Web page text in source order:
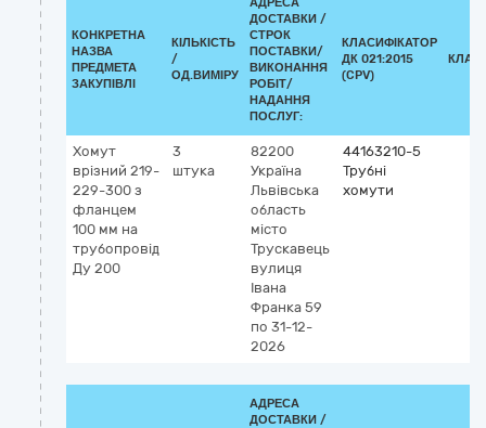
КОНКРЕТНА
НАЗВА
ПРЕДМЕТА
ЗАКУПІВЛІ
КІЛЬКІСТЬ
/
ОД.ВИМІРУ
ДОСТАВКИ /
СТРОК
ПОСТАВКИ/
ВИКОНАННЯ
РОБІТ/
НАДАННЯ
ПОСЛУГ:
КЛАСИФІКАТОР
ДК 021:2015
(CPV)
Хомут
врізний 219-
229-300 з
фланцем
100 мм на
трубопровід
Ду 200
3
штука
82200
Україна
Львівська
область
місто
Трускавець
вулиця
Івана
Франка 59
по 31-12-
2026
44163210-5
Трубні
хомути
АДРЕСА
ДОСТАВКИ /